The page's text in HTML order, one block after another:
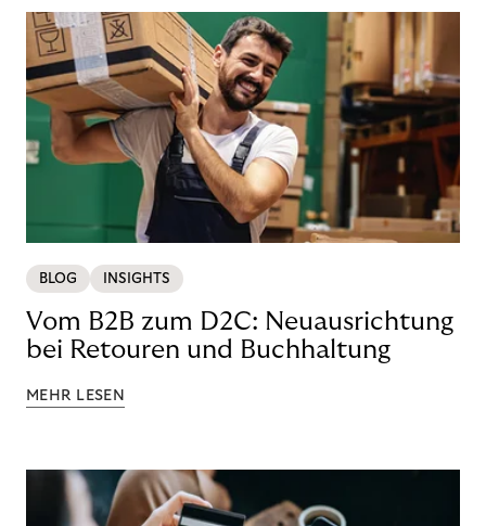
BLOG INSIGHTS
Vom B2B zum D2C: Neuausrichtung
bei Retouren und Buchhaltung
MEHR LESEN